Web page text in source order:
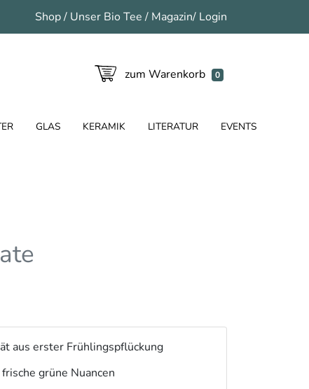
Shop/ Unser Bio Tee / Magazin/ Login
zum Warenkorb 0
GLAS KERAMIK LITERATUR EVENTS
aus erster Frühlingspflückung
grüne Nuancen